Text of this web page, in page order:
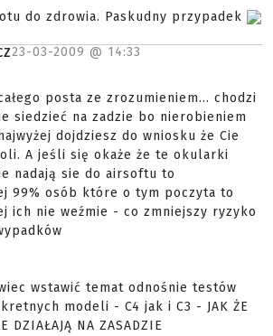
do zdrowia. Paskudny przypadek
23-03-2009 @ 14:33
posta ze zrozumieniem... chodzi
siedzieć na zadzie bo nierobieniem
dojdziesz do wniosku że Cie
A jeśli się okaże że te okularki
nadają sie do airsoftu to
99% osób które o tym poczyta to
ich nie weźmie - co zmniejszy ryzyko
wstawić temat odnośnie testów
modeli - C4 jak i C3 - JAK ŻE
DZIAŁAJĄ NA ZASADZIE